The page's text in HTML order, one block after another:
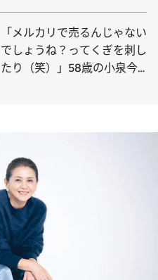
ード”
「メルカリで売るんじゃない
でしょうね？ってくぎを刺し
たり（笑）」58歳の小泉今